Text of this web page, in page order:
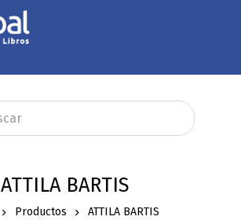
ATTILA BARTIS
Productos ATTILA BARTIS